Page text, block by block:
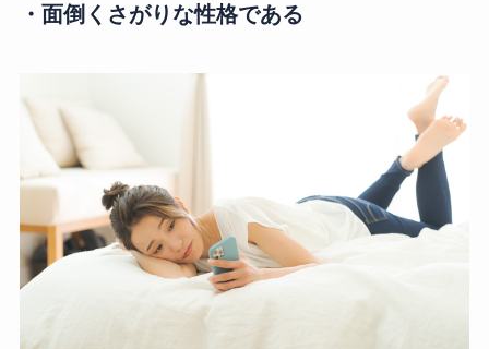
・面倒くさがりな性格である